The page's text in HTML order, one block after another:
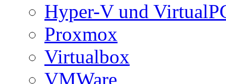
Hyper-V und
Proxmox
Virtualbox
VMWare